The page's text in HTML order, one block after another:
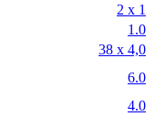
2 х 1
1.0
38 х 4,0
6.0
4.0